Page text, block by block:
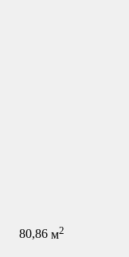
80,86 м2